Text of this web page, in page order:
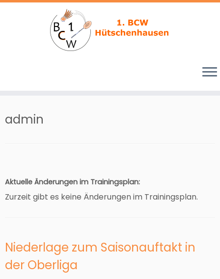
Inhalt
springen
admin
Aktuelle Änderungen im Trainingsplan:
Zurzeit gibt es keine Änderungen im Trainingsplan.
Niederlage zum Saisonauftakt in
der Oberliga